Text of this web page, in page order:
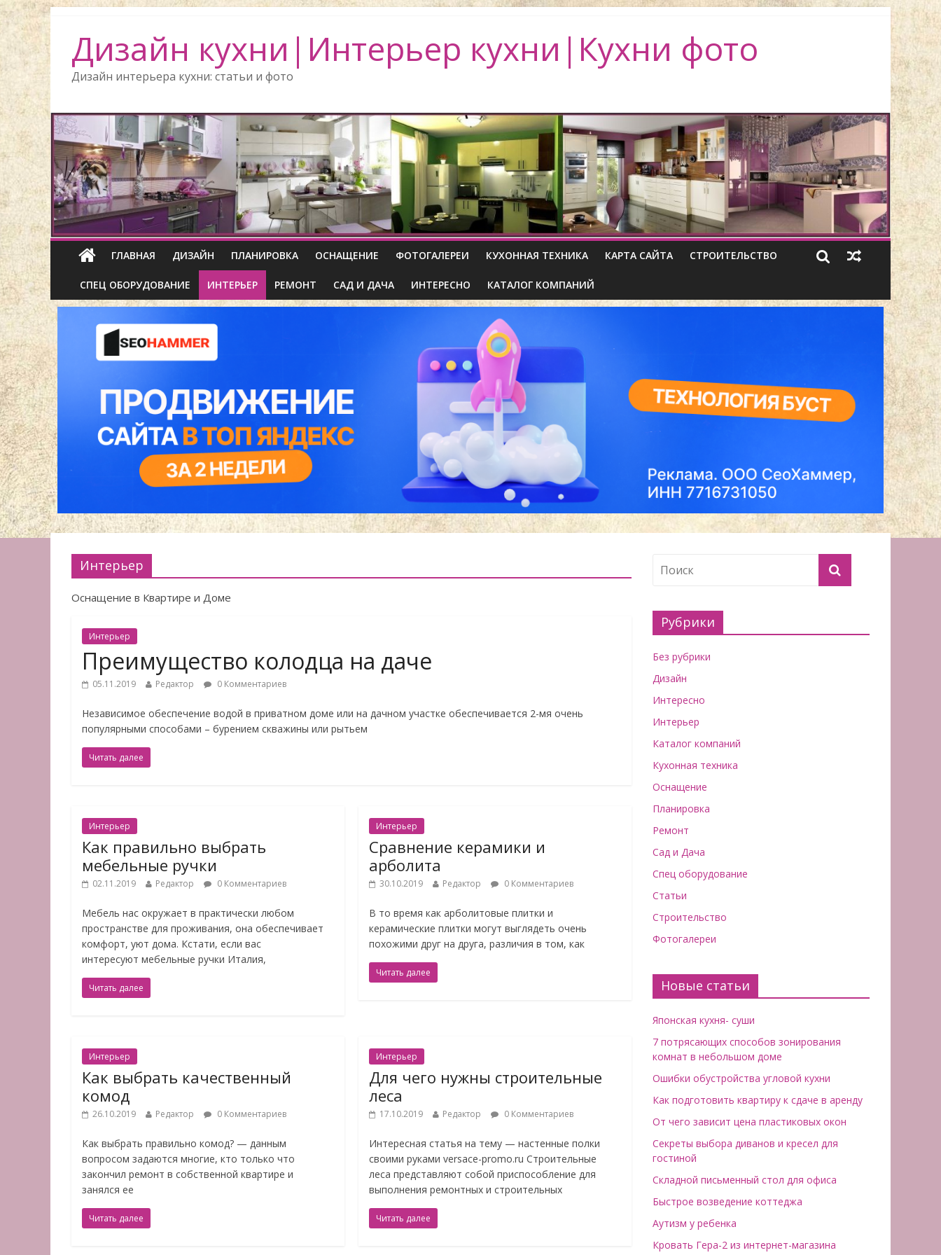
Дизайн кухни|Интерьер кухни|Кухни фото
Дизайн интерьера кухни: статьи и фото
ГЛАВНАЯ ДИЗАЙН ПЛАНИРОВКА ОСНАЩЕНИЕ ФОТОГАЛЕРЕИ КУХОННАЯ ТЕХНИКА КАРТА САЙТА СТРОИТЕЛЬСТВО
СПЕЦ ОБОРУДОВАНИЕ ИНТЕРЬЕР РЕМОНТ САД И ДАЧА ИНТЕРЕСНО КАТАЛОГ КОМПАНИЙ
Интерьер
Оснащение в Квартире и Доме
Интерьер
Преимущество колодца на даче
05.11.2019 Редактор 0 Комментариев
Независимое обеспечение водой в приватном доме или на дачном участке обеспечивается 2-мя очень
популярными способами – бурением скважины или рытьем
Читать далее
Интерьер
Как правильно выбрать
мебельные ручки
02.11.2019 Редактор 0 Комментариев
Мебель нас окружает в практически любом
пространстве для проживания, она обеспечивает
комфорт, уют дома. Кстати, если вас
интересуют мебельные ручки Италия,
Читать далее
Интерьер
Сравнение керамики и
арболита
30.10.2019 Редактор 0 Комментариев
В то время как арболитовые плитки и
керамические плитки могут выглядеть очень
похожими друг на друга, различия в том, как
Читать далее
Интерьер
Как выбрать качественный
комод
26.10.2019 Редактор 0 Комментариев
Как выбрать правильно комод? — данным
вопросом задаются многие, кто только что
закончил ремонт в собственной квартире и
занялся ее
Читать далее
Интерьер
Для чего нужны строительные
леса
17.10.2019 Редактор 0 Комментариев
Интересная статья на тему — настенные полки
своими руками versace-promo.ru Строительные
леса представляют собой приспособление для
выполнения ремонтных и строительных
Читать далее
Рубрики
Без рубрики
Дизайн
Интересно
Интерьер
Каталог компаний
Кухонная техника
Оснащение
Планировка
Ремонт
Сад и Дача
Спец оборудование
Статьи
Строительство
Фотогалереи
Новые статьи
Японская кухня- суши
7 потрясающих способов зонирования
комнат в небольшом доме
Ошибки обустройства угловой кухни
Как подготовить квартиру к сдаче в аренду
От чего зависит цена пластиковых окон
Секреты выбора диванов и кресел для
гостиной
Складной письменный стол для офиса
Быстрое возведение коттеджа
Аутизм у ребенка
Кровать Гера-2 из интернет-магазина